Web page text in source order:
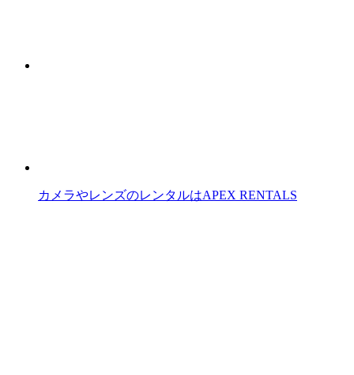
カメラやレンズのレンタルはAPEX RENTALS